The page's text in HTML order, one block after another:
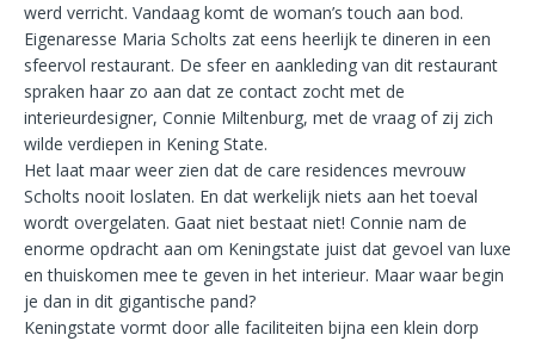
werd verricht. Vandaag komt de woman’s touch aan bod.
Eigenaresse Maria Scholts zat eens heerlijk te dineren in een
sfeervol restaurant. De sfeer en aankleding van dit restaurant
spraken haar zo aan dat ze contact zocht met de
interieurdesigner, Connie Miltenburg, met de vraag of zij zich
wilde verdiepen in Kening State.
Het laat maar weer zien dat de care residences mevrouw
Scholts nooit loslaten. En dat werkelijk niets aan het toeval
wordt overgelaten. Gaat niet bestaat niet! Connie nam de
enorme opdracht aan om Keningstate juist dat gevoel van luxe
en thuiskomen mee te geven in het interieur. Maar waar begin
je dan in dit gigantische pand?
Keningstate vormt door alle faciliteiten bijna een klein dorp